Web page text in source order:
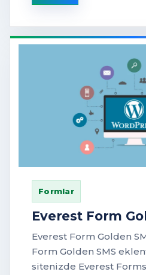
Formlar
Everest Form
Everest Form Golden
Form Golden SMS
sitenizde Everest